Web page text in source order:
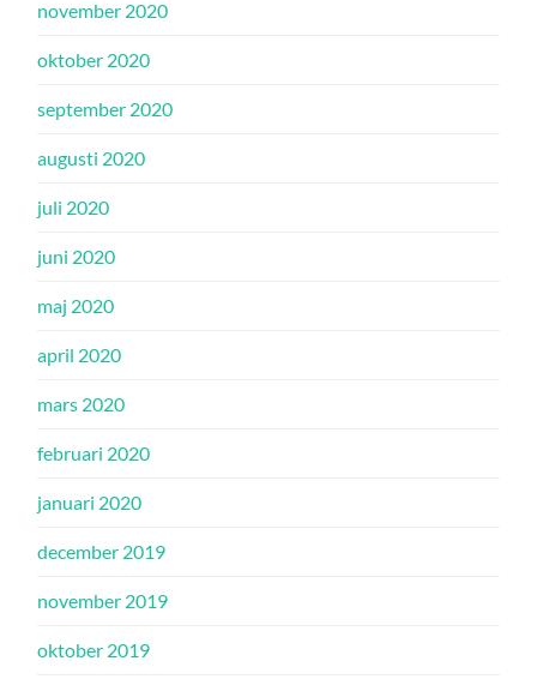
november 2020
oktober 2020
september 2020
augusti 2020
juli 2020
juni 2020
maj 2020
april 2020
mars 2020
februari 2020
januari 2020
december 2019
november 2019
oktober 2019